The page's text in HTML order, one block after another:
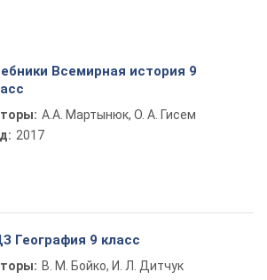
Всемирная история 9
А.А. Мартынюк, О. А. Гисем
2017
География 9 класс
В. М. Бойко, И. Л. Дитчук